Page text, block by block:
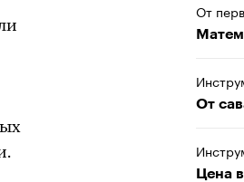
От
От
Цена